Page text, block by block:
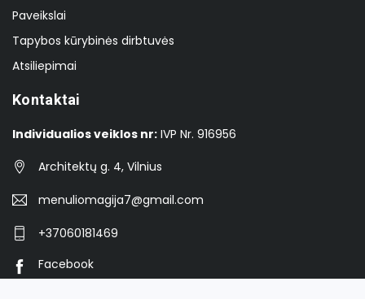
Paveikslai
Tapybos kūrybinės dirbtuvės
Atsiliepimai
Kontaktai
Individualios veiklos nr: IVP Nr. 916956
Architektų g. 4, Vilnius
menuliomagija7@gmail.com
+37060181469
Facebook